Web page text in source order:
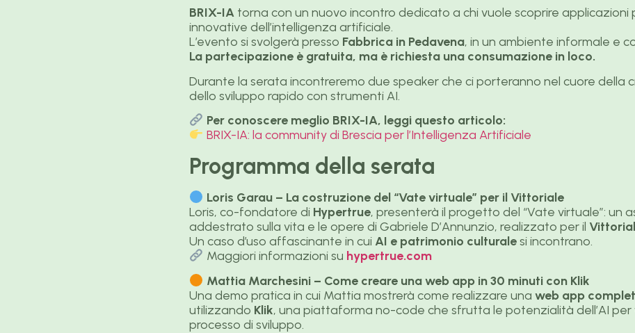
BRIX-IA torna con un nuovo incontro dedicato a chi vuole scoprire applicazioni
innovative dell’intelligenza artificiale.
L’evento si svolgerà presso Fabbrica in Pedavena, in un ambiente informale e
La partecipazione è gratuita, ma è richiesta una consumazione in loco.
Durante la serata incontreremo due speaker che ci porteranno nel cuore della
dello sviluppo rapido con strumenti AI.
Per conoscere meglio BRIX-IA, leggi questo articolo:
BRIX-IA: la community di Brescia per l’Intelligenza Artificiale
Programma della serata
Loris Garau – La costruzione del “Vate virtuale” per il Vittoriale
Loris, co-fondatore di Hypertrue, presenterà il progetto del “Vate virtuale”: un
addestrato sulla vita e le opere di Gabriele D’Annunzio, realizzato per il
Un caso d’uso affascinante in cui AI e patrimonio culturalesi incontrano.
Maggiori informazioni su hypertrue.com
Mattia Marchesini – Come creare una web app in 30 minuti con Klik
Una demo pratica in cui Mattia mostrerà come realizzare una web app
utilizzando Klik, una piattaforma no-code che sfrutta le potenzialità dell’AI per
processo di sviluppo.